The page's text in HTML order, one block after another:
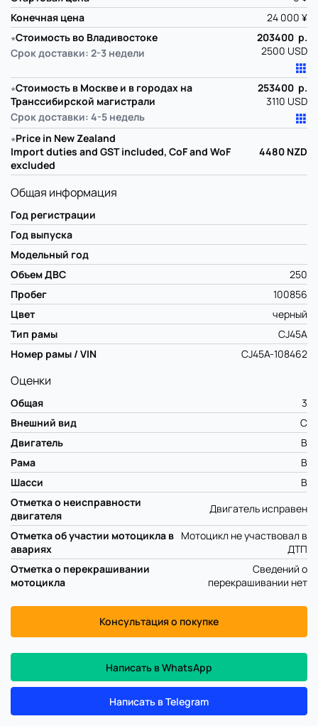
Конечная цена
24 000 ¥
∗Стоимость во Владивостоке
Срок доставки: 2-3 недели
203400 р.
2500 USD
∗Стоимость в Москве и в городах на
Транссибирской магистрали
Срок доставки: 4-5 недель
253400 р.
3110 USD
∗Price in New Zealand
Import duties and GST included, CoF and WoF
excluded
4480 NZD
Общая информация
Год регистрации
Год выпуска
Модельный год
Объем ДВС
250
Пробег
100856
Цвет
черный
Тип рамы
CJ45A
Номер рамы / VIN
CJ45A-108462
Оценки
Общая
3
Внешний вид
C
Двигатель
B
Рама
B
Шасси
B
Отметка о неисправности
двигателя
Двигатель исправен
Отметка об участии мотоцикла в
авариях
Мотоцикл не участвовал в
ДТП
Отметка о перекрашивании
мотоцикла
Сведений о
перекрашивании нет
Консультация о покупке
Написать в WhatsApp
Написать в Telegram